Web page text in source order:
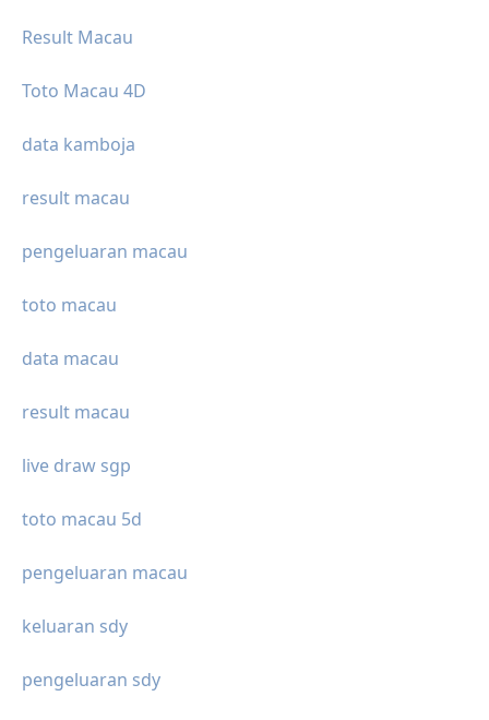
Result Macau
Toto Macau 4D
data kamboja
result macau
pengeluaran macau
toto macau
data macau
result macau
live draw sgp
toto macau 5d
pengeluaran macau
keluaran sdy
pengeluaran sdy